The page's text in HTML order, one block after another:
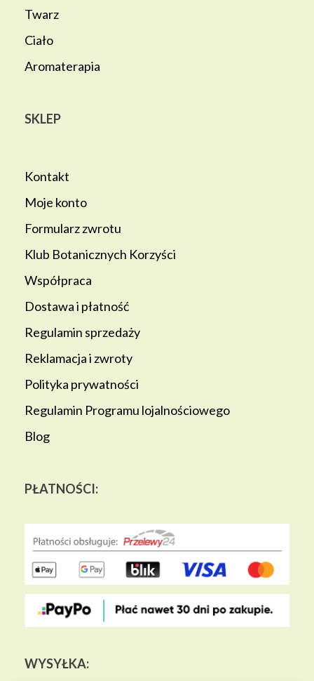
Twarz
Ciało
Aromaterapia
SKLEP
Kontakt
Moje konto
Formularz zwrotu
Klub Botanicznych Korzyści
Współpraca
Dostawa i płatność
Regulamin sprzedaży
Reklamacja i zwroty
Polityka prywatności
Regulamin Programu lojalnościowego
Blog
PŁATNOŚCI:
WYSYŁKA: